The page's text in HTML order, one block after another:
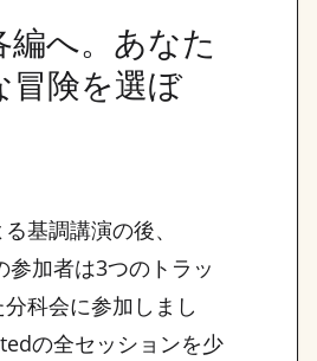
編へ。あなた
冒険を選ぼ
基調講演の後、
加者は3つのトラッ
科会に参加しまし
の全セッションを少